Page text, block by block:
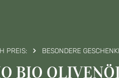
PREIS: BESONDERE
BIO